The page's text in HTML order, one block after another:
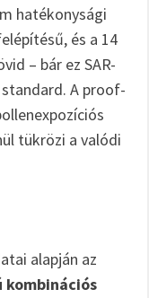
hatékonysági
és a 14
– bár ez SAR-
A proof-
tükrözi a valódi
alapján az